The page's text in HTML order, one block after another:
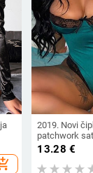
2019. Novi
patchwork
bodi Seksi
leđa Ženski
za klubske
13.28 €